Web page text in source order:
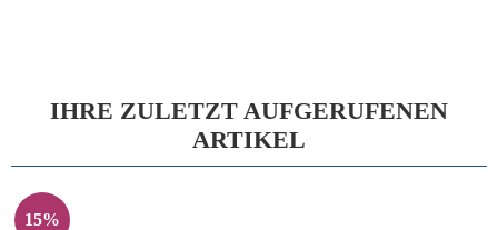
IHRE ZULETZT AUFGERUFENEN
ARTIKEL
15%